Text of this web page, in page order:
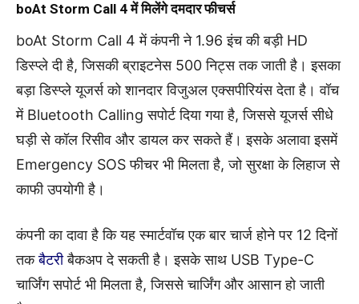
boAt Storm Call 4 में मिलेंगे दमदार फीचर्स
boAt Storm Call 4 में कंपनी ने 1.96 इंच की बड़ी HD
डिस्प्ले दी है, जिसकी ब्राइटनेस 500 निट्स तक जाती है। इसका
बड़ा डिस्प्ले यूजर्स को शानदार विजुअल एक्सपीरियंस देता है। वॉच
में Bluetooth Calling सपोर्ट दिया गया है, जिससे यूजर्स सीधे
घड़ी से कॉल रिसीव और डायल कर सकते हैं। इसके अलावा इसमें
Emergency SOS फीचर भी मिलता है, जो सुरक्षा के लिहाज से
काफी उपयोगी है।
कंपनी का दावा है कि यह स्मार्टवॉच एक बार चार्ज होने पर 12 दिनों
तकबैटरीबैकअप दे सकती है। इसके साथ USB Type-C
चार्जिंग सपोर्ट भी मिलता है, जिससे चार्जिंग और आसान हो जाती